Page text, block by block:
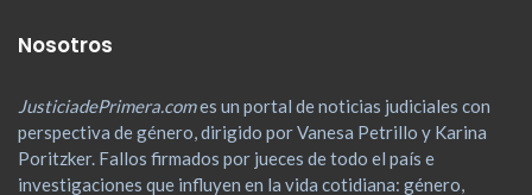
Nosotros
JusticiadePrimera.comes un portal de noticias judiciales con
perspectiva de género, dirigido por Vanesa Petrillo y Karina
Poritzker. Fallos firmados por jueces de todo el país e
investigaciones que influyen en la vida cotidiana: género,